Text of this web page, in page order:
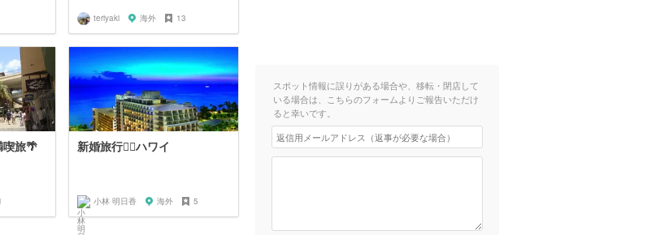
teriyaki 海外 13
旅🌴
新婚旅行🏄‍♀️ハワイ
小林 明日香 海外 5
スポット情報に誤りがある場合や、移転・閉店して
いる場合は、こちらのフォームよりご報告いただけ
ると幸いです。